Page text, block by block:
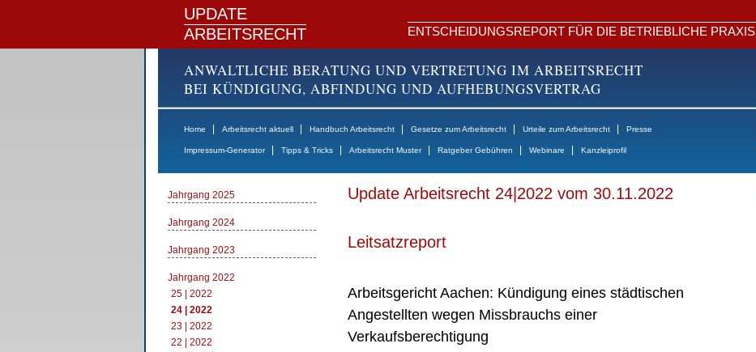
UPDATE
ARBEITSRECHT
ENTSCHEIDUNGSREPORT FÜR DIE BETRIEBLICHE PRAXIS
ANWALTLICHE BERATUNG UND VERTRETUNG IM ARBEITSRECHT
BEI KÜNDIGUNG, ABFINDUNG UND AUFHEBUNGSVERTRAG
Home Arbeitsrecht aktuell Handbuch Arbeitsrecht Gesetze zum Arbeitsrecht Urteile zum Arbeitsrecht Presse
Impressum-Generator Tipps & Tricks Arbeitsrecht Muster Ratgeber Gebühren Webinare Kanzleiprofil
Jahrgang 2025
Jahrgang 2024
Jahrgang 2023
Jahrgang 2022
25 | 2022
24 | 2022
23 | 2022
22 | 2022
Update Arbeitsrecht 24|2022 vom 30.11.2022
Leitsatzreport
Arbeitsgericht Aachen: Kündigung eines städtischen
Angestellten wegen Missbrauchs einer
Verkaufsberechtigung